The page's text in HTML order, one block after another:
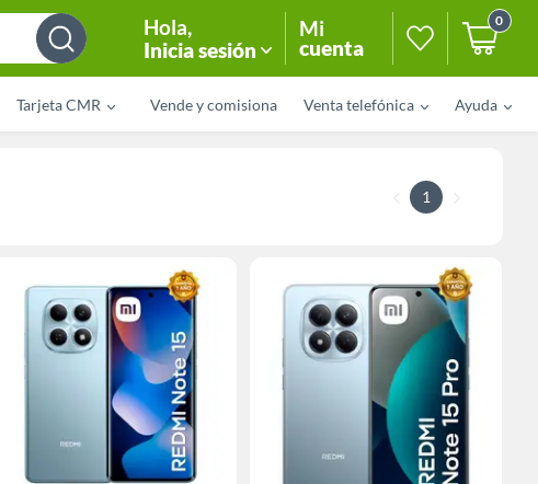
Hola,
Inicia sesión
Mi
cuenta
0
Tarjeta CMR Vende y comisiona Venta telefónica Ayuda
1